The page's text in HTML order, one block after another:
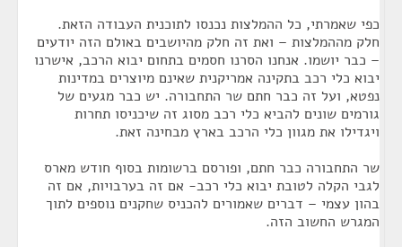
כפי שאמרתי, כל ההמלצות נכנסו לתוכנית העבודה הזאת.
חלק מההמלצות – ואת זה חלק מהיושבים באולם הזה יודעים
– כבר יושמו. אנחנו הסרנו חסמים בתחום יבוא הרכב, אישרנו
יבוא כלי רכב בתקינה אמריקנית שאינם מיוצרים במדינות
נפטא, ועל זה כבר חתם שר התחבורה. יש כבר מגעים של
גורמים שונים להביא כלי רכב מסוג זה שיכניסו תחרות
ויגדילו את מגוון כלי הרכב בארץ מבחינה זאת.
שר התחבורה כבר חתם, ופורסם ברשומות בסוף חודש מארס
לגבי הקלה לטובת יבוא כלי רכב- אם זה בערבויות, אם זה
בהון עצמי – דברים שאמורים להכניס שחקנים נוספים לתוך
המגרש החשוב הזה.